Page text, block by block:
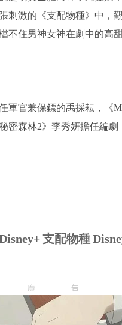
刺激的《支配物種》中，
不住男神女神在劇中的高
軍官兼保鏢的禹採耘，《
密森林2》李秀妍擔任編
支配物種
廣告